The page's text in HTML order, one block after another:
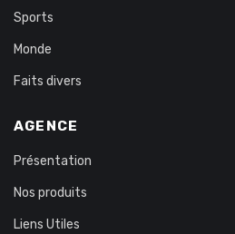
Sports
Monde
Faits divers
AGENCE
Présentation
Nos produits
Liens Utiles